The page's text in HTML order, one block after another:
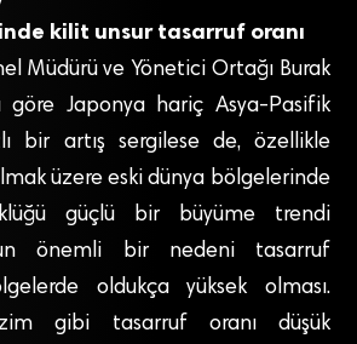
kilit unsur tasarruf oranı
Müdürü ve Yönetici Ortağı Burak
göre Japonya hariç Asya-Pasifik
bir artış sergilese de, özellikle
üzere eski dünya bölgelerinde
güçlü bir büyüme trendi
önemli bir nedeni tasarruf
oldukça yüksek olması.
gibi tasarruf oranı düşük